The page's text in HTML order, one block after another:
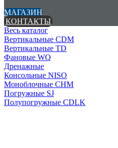
МАГАЗИН
КОНТАКТЫ
Весь каталог
Вертикальные CDM
Вертикальные TD
Фановые WQ
Дренажные
Консольные NISO
Моноблочные CHМ
Погружные SJ
Полупогружные CDLK